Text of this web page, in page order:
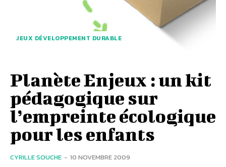
JEUX DÉVELOPPEMENT DURABLE
Planète Enjeux : un kit
pédagogique sur
l’empreinte écologique
pour les enfants
CYRILLE SOUCHE - 10 NOVEMBRE 2009